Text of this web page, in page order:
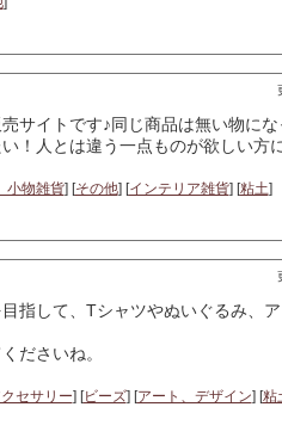
サイトです♪同じ商品は無い物に
！人とは違う一点ものが欲しい
小物雑貨] [その他] [インテリア雑貨] [粘土]
指して、Tシャツやぬいぐるみ、
ださいね。
セサリー] [ビーズ] [アート、デザイン] [粘